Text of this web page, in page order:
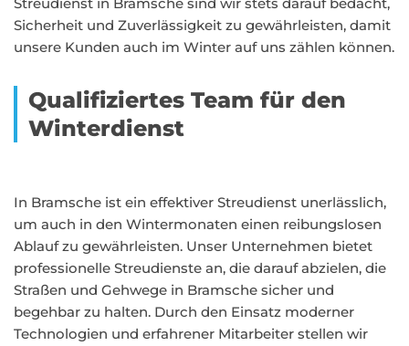
Sicherheit und Zuverlässigkeit zu gewährleisten, damit
unsere Kunden auch im Winter auf uns zählen können.
Qualifiziertes Team für den
Winterdienst
In Bramsche ist ein effektiver Streudienst unerlässlich,
um auch in den Wintermonaten einen reibungslosen
Ablauf zu gewährleisten. Unser Unternehmen bietet
professionelle Streudienste an, die darauf abzielen, die
Straßen und Gehwege in Bramsche sicher und
begehbar zu halten. Durch den Einsatz moderner
Technologien und erfahrener Mitarbeiter stellen wir